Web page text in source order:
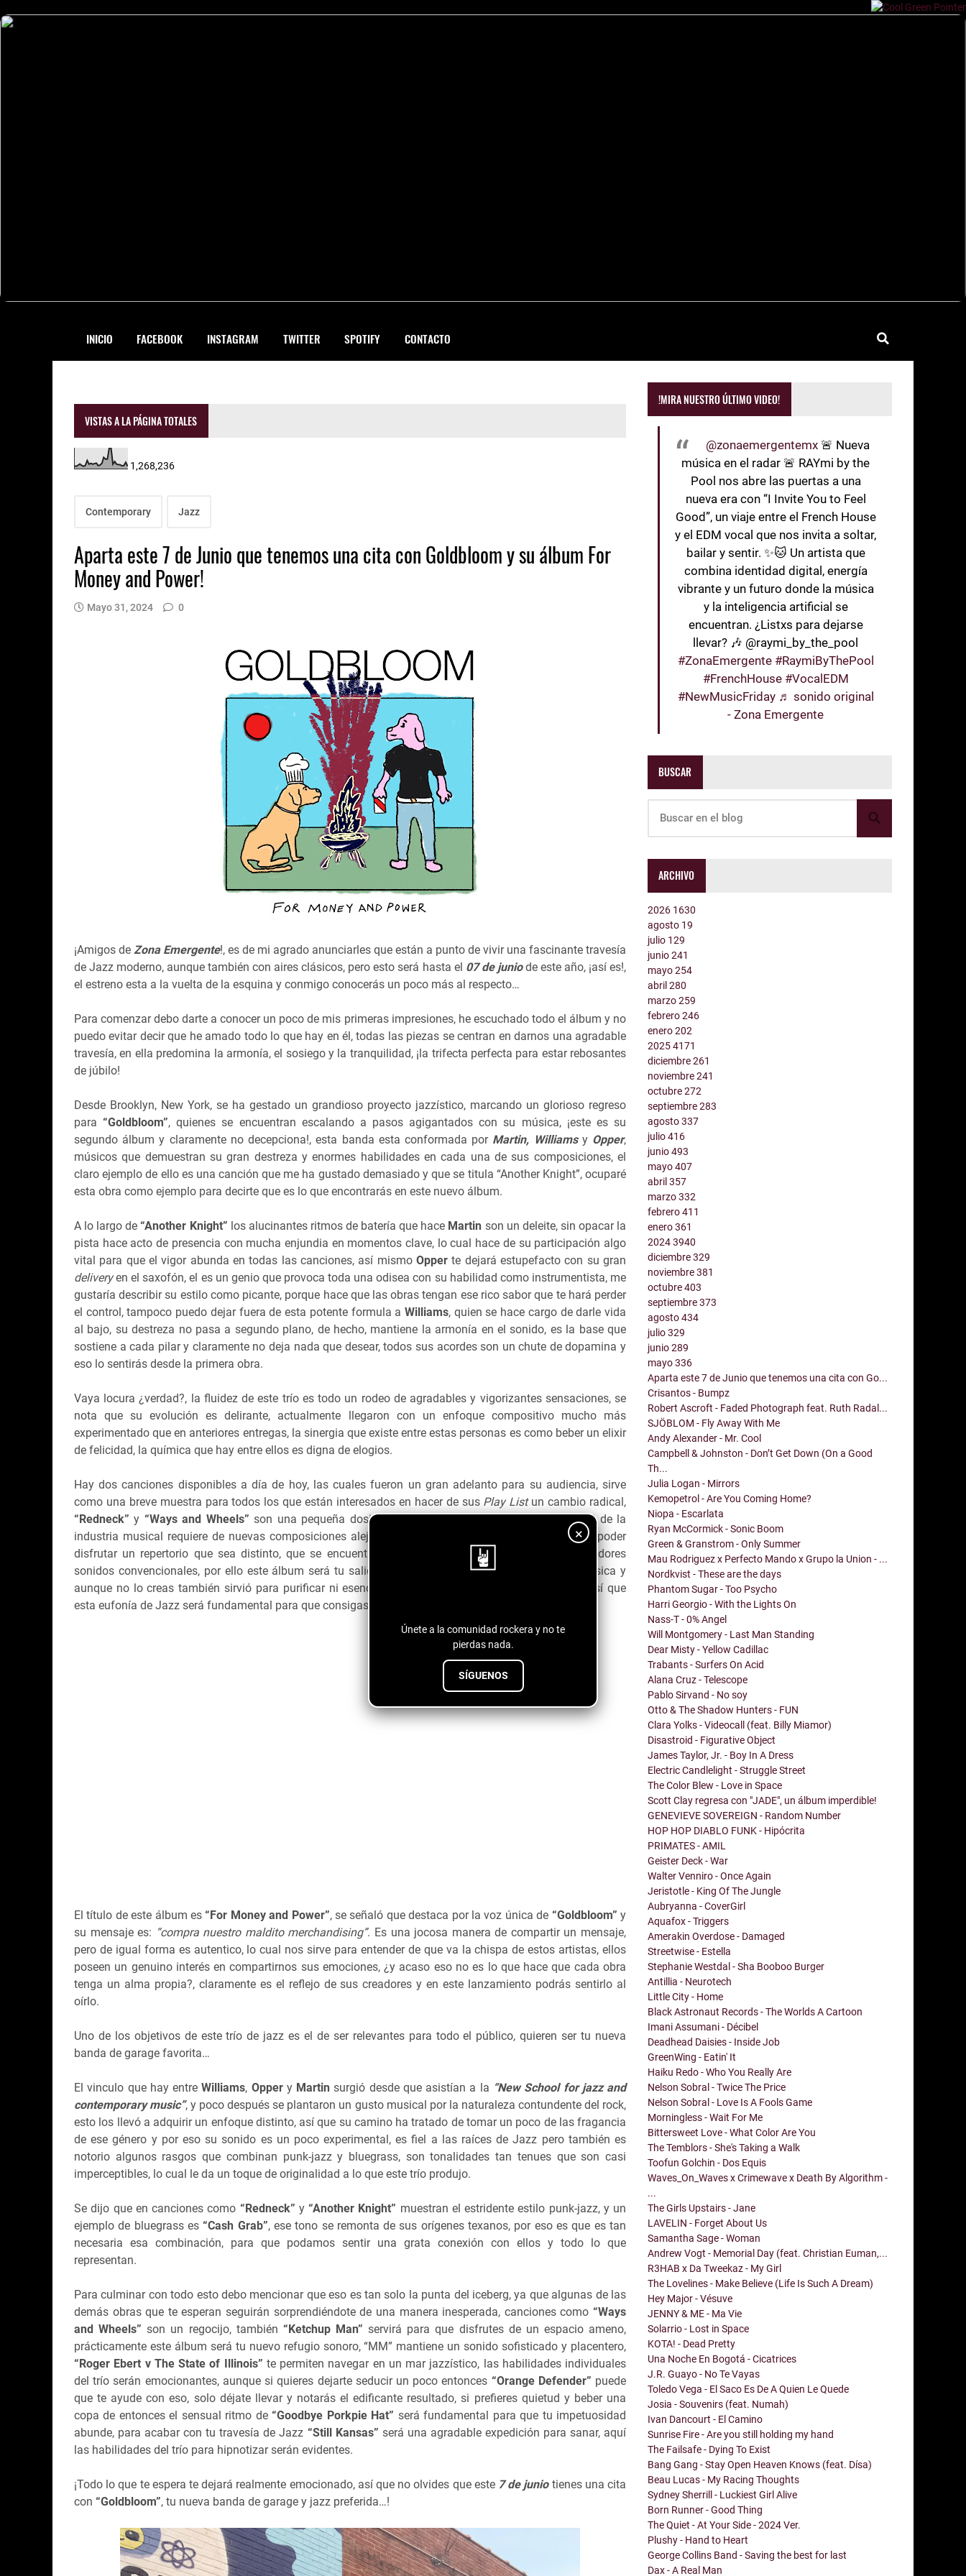
INICIO FACEBOOK INSTAGRAM TWITTER SPOTIFY CONTACTO
×
Únete a la comunidad rockera y no te
pierdas nada.
SÍGUENOS
VISTAS A LA PÁGINA TOTALES
1,268,236
Contemporary Jazz
Aparta este 7 de Junio que tenemos una cita con Goldbloom y su álbum For
Money and Power!
Mayo 31, 2024 0
¡Amigos de Zona Emergente!, es de mi agrado anunciarles que están a punto de vivir una fascinante travesía
de Jazz moderno, aunque también con aires clásicos, pero esto será hasta el 07 de juniode este año, ¡así es!,
el estreno esta a la vuelta de la esquina y conmigo conocerás un poco más al respecto…
Para comenzar debo darte a conocer un poco de mis primeras impresiones, he escuchado todo el álbum y no
puedo evitar decir que he amado todo lo que hay en él, todas las piezas se centran en darnos una agradable
travesía, en ella predomina la armonía, el sosiego y la tranquilidad, ¡la trifecta perfecta para estar rebosantes
de júbilo!
Desde Brooklyn, New York, se ha gestado un grandioso proyecto jazzístico, marcando un glorioso regreso
para “Goldbloom”, quienes se encuentran escalando a pasos agigantados con su música, ¡este es su
segundo álbum y claramente no decepciona!, esta banda esta conformada por Martin, Williams y Opper,
músicos que demuestran su gran destreza y enormes habilidades en cada una de sus composiciones, el
claro ejemplo de ello es una canción que me ha gustado demasiado y que se titula “Another Knight”, ocuparé
esta obra como ejemplo para decirte que es lo que encontrarás en este nuevo álbum.
A lo largo de “Another Knight” los alucinantes ritmos de batería que hace Martin son un deleite, sin opacar la
pista hace acto de presencia con mucha enjundia en momentos clave, lo cual hace de su participación algo
vital para que el vigor abunda en todas las canciones, así mismo Opper te dejará estupefacto con su gran
deliveryen el saxofón, el es un genio que provoca toda una odisea con su habilidad como instrumentista, me
gustaría describir su estilo como picante, porque hace que las obras tengan ese rico sabor que te hará perder
el control, tampoco puedo dejar fuera de esta potente formula a Williams, quien se hace cargo de darle vida
al bajo, su destreza no pasa a segundo plano, de hecho, mantiene la armonía en el sonido, es la base que
sostiene a cada pilar y claramente no deja nada que desear, todos sus acordes son un chute de dopamina y
eso lo sentirás desde la primera obra.
Vaya locura ¿verdad?, la fluidez de este trío es todo un rodeo de agradables y vigorizantes sensaciones, se
nota que su evolución es delirante, actualmente llegaron con un enfoque compositivo mucho más
experimentado que en anteriores entregas, la sinergia que existe entre estas personas es como beber un elixir
de felicidad, la química que hay entre ellos es digna de elogios.
Hay dos canciones disponibles a día de hoy, las cuales fueron un gran adelanto para su audiencia, sirve
como una breve muestra para todos los que están interesados en hacer de sus Play Listun cambio radical,
“Redneck” y “Ways and Wheels”son una pequeña dosis de libertad, sabemos que la cotidianidad de la
industria musical requiere de nuevas composiciones alejadas de lo típico, seguro estas deseoso de poder
disfrutar un repertorio que sea distinto, que se encuentre a kilómetros de distancia de los abrumadores
sonidos convencionales, por ello este álbum será tu salida, a mi me permitieron desintoxicar mi música y
aunque no lo creas también sirvió para purificar ni esencia, ¡ya necesitaba un melodioso cambio!, así que
esta eufonía de Jazz será fundamental para que consigas renovar tus listas musicales.
El título de este álbum es “For Money and Power”, se señaló que destaca por la voz única de “Goldbloom” y
su mensaje es: “compra nuestro maldito merchandising”. Es una jocosa manera de compartir un mensaje,
pero de igual forma es autentico, lo cual nos sirve para entender de que va la chispa de estos artistas, ellos
poseen un genuino interés en compartirnos sus emociones, ¿y acaso eso no es lo que hace que cada obra
tenga un alma propia?, claramente es el reflejo de sus creadores y en este lanzamiento podrás sentirlo al
oírlo.
Uno de los objetivos de este trío de jazz es el de ser relevantes para todo el público, quieren ser tu nueva
banda de garage favorita…
El vinculo que hay entreWilliams, Oppery Martinsurgió desde que asistían a la “New School for jazz and
contemporary music”, y poco después se plantaron un gusto musical por la naturaleza contundente del rock,
esto los llevó a adquirir un enfoque distinto, así que su camino ha tratado de tomar un poco de las fragancia
de ese género y por eso su sonido es un poco experimental, es fiel a las raíces de Jazz pero también es
notorio algunos rasgos que combinan punk-jazz y bluegrass, son tonalidades tan tenues que son casi
imperceptibles, lo cual le da un toque de originalidad a lo que este trío produjo.
Se dijo que en canciones como “Redneck” y “Another Knight” muestran el estridente estilo punk-jazz, y un
ejemplo de bluegrass es “Cash Grab”, ese tono se remonta de sus orígenes texanos, por eso es que es tan
necesaria esa combinación, para que podamos sentir una grata conexión con ellos y todo lo que
representan.
Para culminar con todo esto debo mencionar que eso es tan solo la punta del iceberg, ya que algunas de las
demás obras que te esperan seguirán sorprendiéndote de una manera inesperada, canciones como “Ways
and Wheels”son un regocijo, también “Ketchup Man” servirá para que disfrutes de un espacio ameno,
prácticamente este álbum será tu nuevo refugio sonoro, “MM” mantiene un sonido sofisticado y placentero,
“Roger Ebert v The State of Illinois” te permiten navegar en un mar jazzístico, las habilidades individuales
del trío serán emocionantes, aunque si quieres dejarte seducir un poco entonces “Orange Defender” puede
que te ayude con eso, solo déjate llevar y notarás el edificante resultado, si prefieres quietud y beber una
copa de entonces el sensual ritmo de “Goodbye Porkpie Hat” será fundamental para que tu impetuosidad
abunde, para acabar con tu travesía de Jazz “Still Kansas” será una agradable expedición para sanar, aquí
las habilidades del trío para hipnotizar serán evidentes.
¡Todo lo que te espera te dejará realmente emocionado, así que no olvides que este 7 de juniotienes una cita
con “Goldbloom”, tu nueva banda de garage y jazz preferida…!
!MIRA NUESTRO ÚLTIMO VIDEO!
@zonaemergentemx 🚨 Nueva
música en el radar 🚨 RAYmi by the
Pool nos abre las puertas a una
nueva era con “I Invite You to Feel
Good”, un viaje entre el French House
y el EDM vocal que nos invita a soltar,
bailar y sentir. ✨🐱 Un artista que
combina identidad digital, energía
vibrante y un futuro donde la música
y la inteligencia artificial se
encuentran. ¿Listxs para dejarse
llevar? 🎶 @raymi_by_the_pool
#ZonaEmergente #RaymiByThePool
#FrenchHouse #VocalEDM
#NewMusicFriday ♬ sonido original
- Zona Emergente
BUSCAR
ARCHIVO
2026 1630
agosto 19
julio 129
junio241
mayo254
abril280
marzo259
febrero246
enero202
20254171
diciembre261
noviembre241
octubre272
septiembre283
agosto337
julio416
junio493
mayo407
abril357
marzo332
febrero411
enero361
20243940
diciembre329
noviembre381
octubre403
septiembre373
agosto434
julio329
junio289
mayo336
Aparta este 7 de Junio que tenemos una cita con Go...
Crisantos - Bumpz
Robert Ascroft - Faded Photograph feat. Ruth Radal...
SJÖBLOM - Fly Away With Me
Andy Alexander - Mr. Cool
Campbell & Johnston - Don’t Get Down (On a Good
Th...
Julia Logan - Mirrors
Kemopetrol - Are You Coming Home?
Niopa - Escarlata
Ryan McCormick - Sonic Boom
Green & Granstrom - Only Summer
Mau Rodriguez x Perfecto Mando x Grupo la Union - ...
Nordkvist - These are the days
Phantom Sugar - Too Psycho
Harri Georgio - With the Lights On
Nass-T - 0% Angel
Will Montgomery - Last Man Standing
Dear Misty - Yellow Cadillac
Trabants - Surfers On Acid
Alana Cruz - Telescope
Pablo Sirvand - No soy
Otto & The Shadow Hunters - FUN
Clara Yolks - Videocall (feat. Billy Miamor)
Disastroid - Figurative Object
James Taylor, Jr. - Boy In A Dress
Electric Candlelight - Struggle Street
The Color Blew - Love in Space
Scott Clay regresa con "JADE", un álbum imperdible!
GENEVIEVE SOVEREIGN - Random Number
HOP HOP DIABLO FUNK - Hipócrita
PRIMATES - AMIL
Geister Deck - War
Walter Venniro - Once Again
Jeristotle - King Of The Jungle
Aubryanna - CoverGirl
Aquafox - Triggers
Amerakin Overdose - Damaged
Streetwise - Estella
Stephanie Westdal - Sha Booboo Burger
Antillia - Neurotech
Little City - Home
Black Astronaut Records - The Worlds A Cartoon
Imani Assumani - Décibel
Deadhead Daisies - Inside Job
GreenWing - Eatin' It
Haiku Redo - Who You Really Are
Nelson Sobral - Twice The Price
Nelson Sobral - Love Is A Fools Game
Morningless - Wait For Me
Bittersweet Love - What Color Are You
The Temblors - She's Taking a Walk
Toofun Golchin - Dos Equis
Waves_On_Waves x Crimewave x Death By Algorithm -
...
The Girls Upstairs - Jane
LAVELIN - Forget About Us
Samantha Sage - Woman
Andrew Vogt - Memorial Day (feat. Christian Euman,...
R3HAB x Da Tweekaz - My Girl
The Lovelines - Make Believe (Life Is Such A Dream)
Hey Major - Vésuve
JENNY & ME - Ma Vie
Solarrio - Lost in Space
KOTA! - Dead Pretty
Una Noche En Bogotá - Cicatrices
J.R. Guayo - No Te Vayas
Toledo Vega - El Saco Es De A Quien Le Quede
Josia - Souvenirs (feat. Numah)
Ivan Dancourt - El Camino
Sunrise Fire - Are you still holding my hand
The Failsafe - Dying To Exist
Bang Gang - Stay Open Heaven Knows (feat. Dísa)
Beau Lucas - My Racing Thoughts
Sydney Sherrill - Luckiest Girl Alive
Born Runner - Good Thing
The Quiet - At Your Side - 2024 Ver.
Plushy - Hand to Heart
George Collins Band - Saving the best for last
Dax - A Real Man